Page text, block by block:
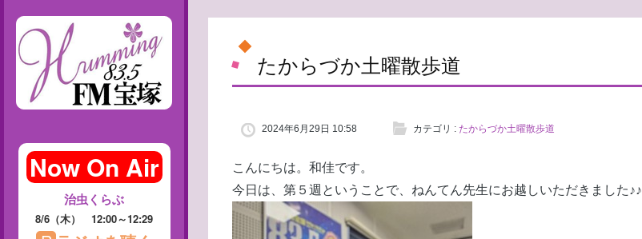
たからづか土曜散歩道
2024年6月29日 10:58 カテゴリ : たからづか土曜散歩道
こんにちは。和佳です。
今日は、第５週ということで、ねんてん先生にお越しいただきました♪♪